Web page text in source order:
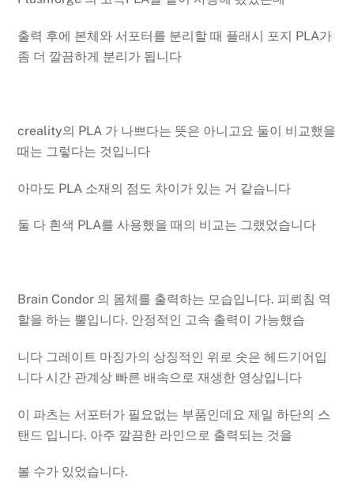
출력 후에 본체와 서포터를 분리할 때 플래시 포지 PLA가
좀 더 깔끔하게 분리가 됩니다
creality의 PLA 가 나쁘다는 뜻은 아니고요 둘이 비교했을
때는 그렇다는 것입니다
아마도 PLA 소재의 점도 차이가 있는 거 같습니다
둘 다 흰색 PLA를 사용했을 때의 비교는 그랬었습니다
Brain Condor 의 몸체를 출력하는 모습입니다. 피뢰침 역
할을 하는 뿔입니다. 안정적인 고속 출력이 가능했습
니다 그레이트 마징가의 상징적인 위로 솟은 헤드기어입
니다 시간 관계상 빠른 배속으로 재생한 영상입니다
이 파츠는 서포터가 필요없는 부품인데요 제일 하단의 스
탠드 입니다. 아주 깔끔한 라인으로 출력되는 것을
볼 수가 있었습니다.